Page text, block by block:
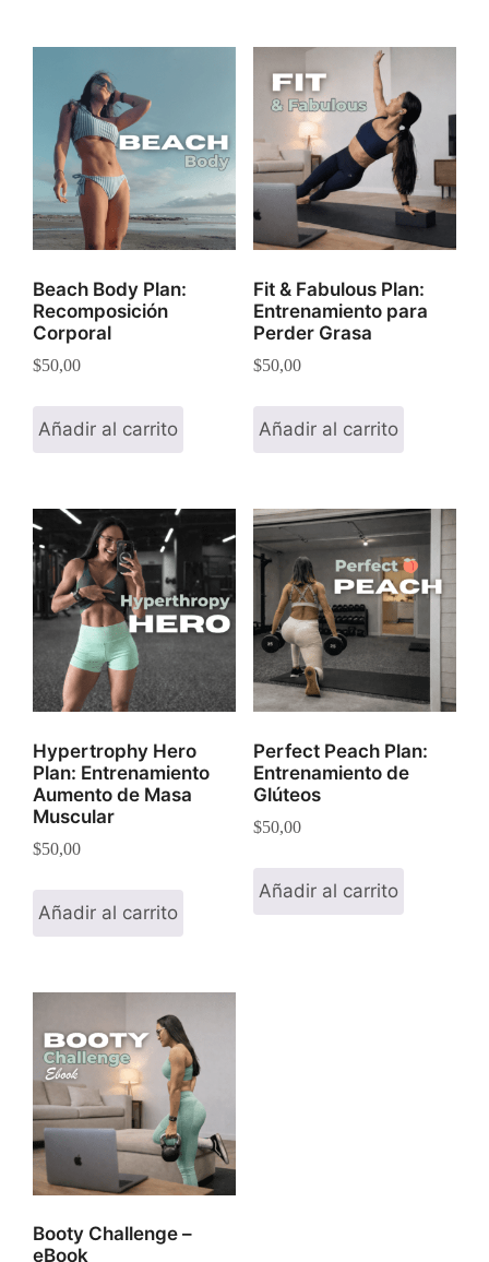
Beach Body Plan:
Recomposición
Corporal
$50,00
Añadir al carrito
Fit & Fabulous Plan:
Entrenamiento para
Perder Grasa
$50,00
Añadir al carrito
Hypertrophy Hero
Plan: Entrenamiento
Aumento de Masa
Muscular
$50,00
Añadir al carrito
Perfect Peach Plan:
Entrenamiento de
Glúteos
$50,00
Añadir al carrito
Booty Challenge –
eBook